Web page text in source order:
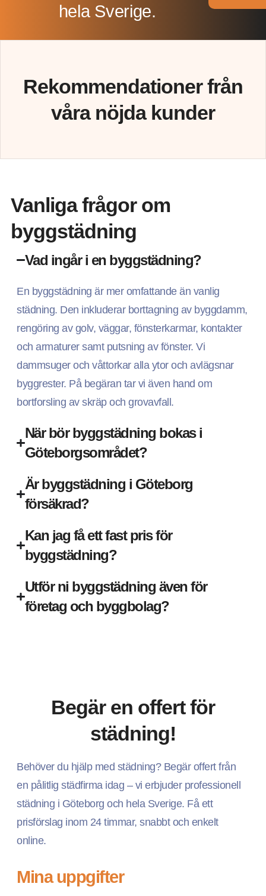
hela Sverige.​
Rekommendationer från
våra nöjda kunder
Vanliga frågor om
byggstädning
Vad ingår i en byggstädning?
En byggstädning är mer omfattande än vanlig
städning. Den inkluderar borttagning av byggdamm,
rengöring av golv, väggar, fönsterkarmar, kontakter
och armaturer samt putsning av fönster. Vi
dammsuger och våttorkar alla ytor och avlägsnar
byggrester. På begäran tar vi även hand om
bortforsling av skräp och grovavfall.
När bör byggstädning bokas i
Göteborgsområdet?
Är byggstädning i Göteborg
försäkrad?
Kan jag få ett fast pris för
byggstädning?
Utför ni byggstädning även för
företag och byggbolag?
Begär en offert för
städning!
Behöver du hjälp med städning? Begär offert från
en pålitlig städfirma idag – vi erbjuder professionell
städning i Göteborg och hela Sverige. Få ett
prisförslag inom 24 timmar, snabbt och enkelt
online.
Mina uppgifter